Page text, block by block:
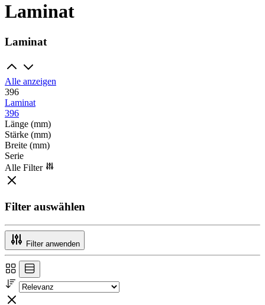
Laminat
Laminat
Alle anzeigen
396
Laminat
396
Länge (mm)
Stärke (mm)
Breite (mm)
Serie
Alle Filter
Filter auswählen
Filter anwenden